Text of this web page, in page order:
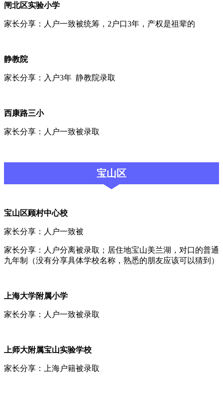
闸北区实验小学
家长分享：人户一致被统筹，2户口3年，产权是祖辈的
静教院
家长分享：入户3年 静教院录取
西康路三小
家长分享：人户一致被录取
宝山区
宝山区顾村中心校
家长分享：人户一致被
家长分享：人户分离被录取；居住地宝山美兰湖，对口的普通
九年制（没有分享具体学校名称，熟悉的朋友应该可以猜到）
上海大学附属小学
家长分享：人户一致被录取
上师大附属宝山实验学校
家长分享：上海户籍被录取